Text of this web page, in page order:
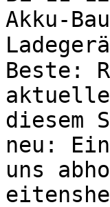
Akku-
Beste:
diesem
neu:
uns